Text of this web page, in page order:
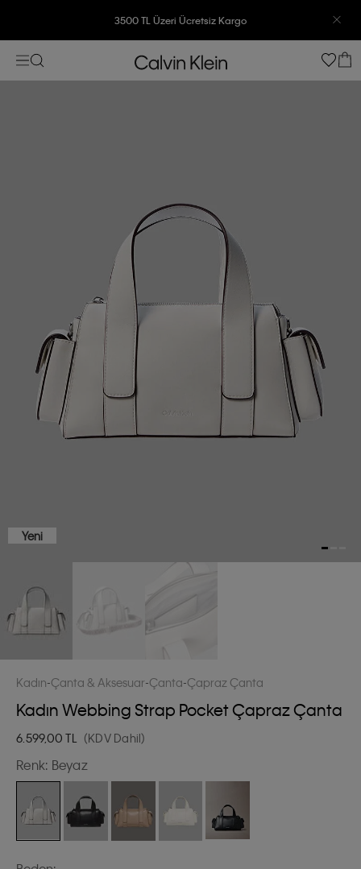
3500 TL Üzeri Ücretsiz Kargo
7500 TL Ve Üzeri Alışverişlerinizde 6 Taksit İmkanı
Yeni
Kadın Çanta & Aksesuar Çanta Çapraz Çanta
Kadın Webbing Strap Pocket Çapraz Çanta
6.599,00 TL (KDV Dahil)
Renk: Beyaz